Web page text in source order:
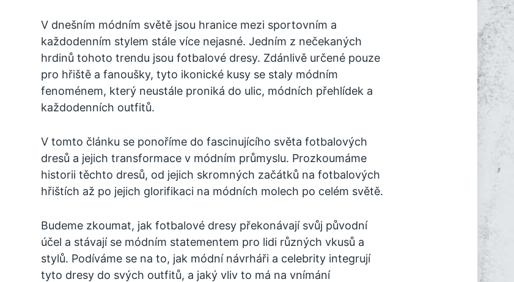
V dnešním módním světě jsou hranice mezi sportovním a
každodenním stylem stále více nejasné. Jedním z nečekaných
hrdinů tohoto trendu jsou fotbalové dresy. Zdánlivě určené pouze
pro hřiště a fanoušky, tyto ikonické kusy se staly módním
fenoménem, který neustále proniká do ulic, módních přehlídek a
každodenních outfitů.
V tomto článku se ponoříme do fascinujícího světa fotbalových
dresů a jejich transformace v módním průmyslu. Prozkoumáme
historii těchto dresů, od jejich skromných začátků na fotbalových
hřištích až po jejich glorifikaci na módních molech po celém světě.
Budeme zkoumat, jak fotbalové dresy překonávají svůj původní
účel a stávají se módním statementem pro lidi různých vkusů a
stylů. Podíváme se na to, jak módní návrháři a celebrity integrují
tyto dresy do svých outfitů, a jaký vliv to má na vnímání